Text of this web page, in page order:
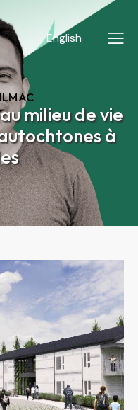
English
milieu de vie
à